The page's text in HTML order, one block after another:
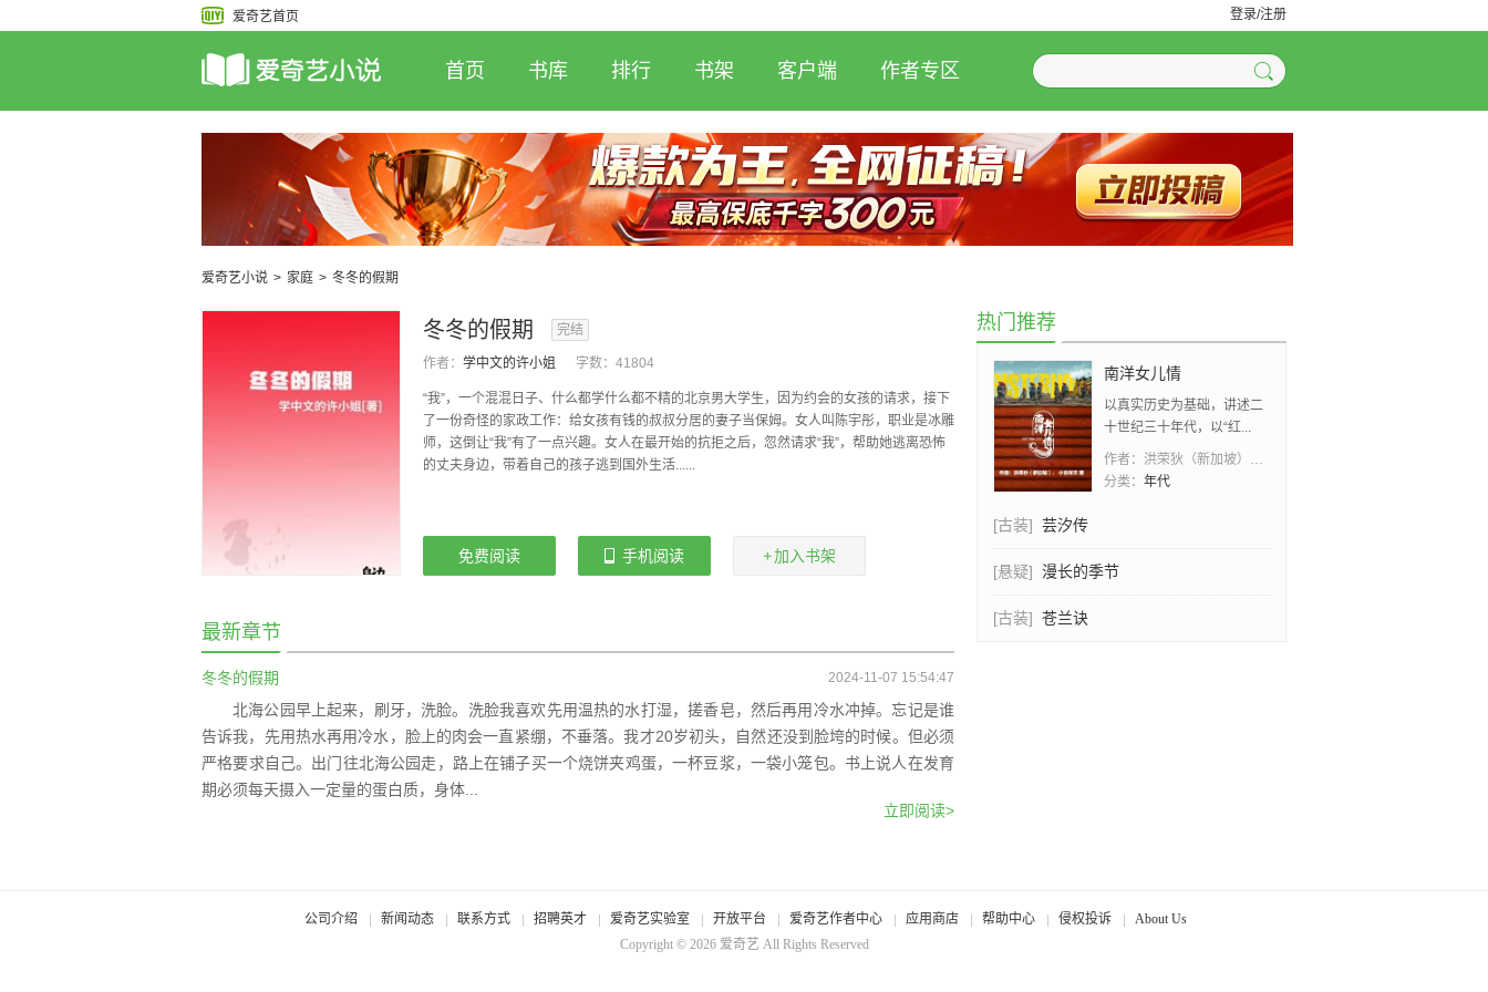
爱奇艺首页 登录/注册
首页 书库 排行 书架 客户端 作者专区
爱奇艺小说 > 家庭 > 冬冬的假期
冬冬的假期 完结
作者： 学中文的许小姐 字数： 41804
“我”，一个混混日子、什么都学什么都不精的北京男大学生，因为约会的女孩的请求，接下
了一份奇怪的家政工作：给女孩有钱的叔叔分居的妻子当保姆。女人叫陈宇彤，职业是冰雕
师，这倒让“我”有了一点兴趣。女人在最开始的抗拒之后，忽然请求“我”，帮助她逃离恐怖
的丈夫身边，带着自己的孩子逃到国外生活......
免费阅读 手机阅读 加入书架
最新章节
2024-11-07 15:54:47
冬冬的假期
北海公园早上起来，刷牙，洗脸。洗脸我喜欢先用温热的水打湿，搓香皂，然后再用冷水冲掉。忘记是谁
告诉我，先用热水再用冷水，脸上的肉会一直紧绷，不垂落。我才20岁初头，自然还没到脸垮的时候。但必须
严格要求自己。出门往北海公园走，路上在铺子买一个烧饼夹鸡蛋，一杯豆浆，一袋小笼包。书上说人在发育
期必须每天摄入一定量的蛋白质，身体...
立即阅读>
热门推荐
南洋女儿情
以真实历史为基础，讲述二
十世纪三十年代，以“红...
作者：
洪荣狄（新加坡）、 小吉祥天
分类： 年代
[古装] 芸汐传
[悬疑] 漫长的季节
[古装] 苍兰诀
公司介绍 新闻动态 联系方式 招聘英才 爱奇艺实验室 开放平台 爱奇艺作者中心 应用商店 帮助中心 侵权投诉
About Us
Copyright © 2026 爱奇艺 All Rights Reserved